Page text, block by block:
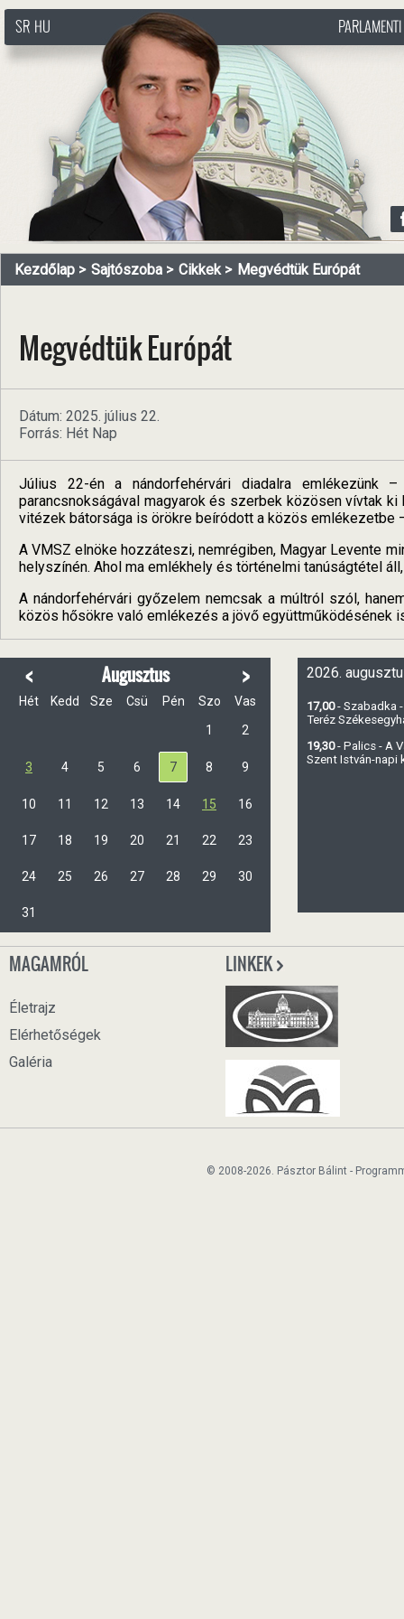
http://www.pasztorbalint.rs/hu
SR HU
Kezdőlap Sajtószoba Cikkek Megvédtük Európát
Megvédtük Európát
Dátum: 2025. július 22.
Forrás: Hét Nap
Július 22-én a nándorfehérvári diadalra emlékezünk
parancsnokságával magyarok és szerbek közösen vívtak
vitézek bátorsága is örökre beíródott a közös emlékezetbe
A VMSZ elnöke hozzáteszi, nemrégiben, Magyar Levente
helyszínén. Ahol ma emlékhely és történelmi tanúságtétel
A nándorfehérvári győzelem nemcsak a múltról szól,
közös hősökre való emlékezés a jövő együttműködésének
< Augusztus >
Hét Kedd Sze Csü Pén Szo
Vas
1
2
3 4 5 6 7 8 9
10 11 12 13 14 15 16
17 18 19 20 21 22 23
24 25 26 27 28 29 30
31
2026.
17,00- Szabadka
Teréz
19,30- Palics - A
Szent István-napi
MAGAMRÓL
Életrajz
Elérhetőségek
Galéria
LINKEK
© 2008-2026. Pásztor Bálint -